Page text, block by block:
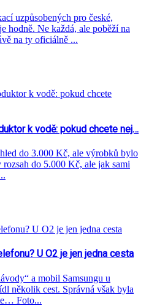
uzpůsobených pro české,
hodně. Ne každá, ale poběží na
na ty oficiálně ...
k vodě: pokud chcete nej…
do 3.000 Kč, ale výrobků bylo
do 5.000 Kč, ale jak sami
U O2 je jen jedna cesta
a mobil Samsungu u
několik cest. Správná však byla
Foto...